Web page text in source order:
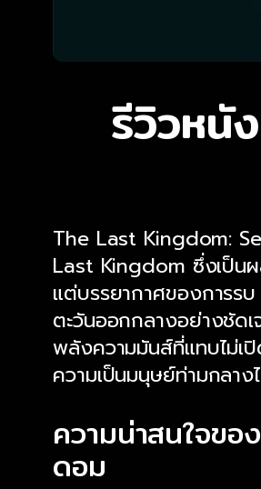
รีวิวหนั
The Last Kingdom:
Last Kingdom ซึ่งเป็น
แต่บรรยากาศของการร
ตะวันออกกลางอย่างชัด
พลังความมันส์ที่แทบไม่เปิ
ความเป็นมนุษย์ท่ามกลา
ความน่าสนใจข
ดอม